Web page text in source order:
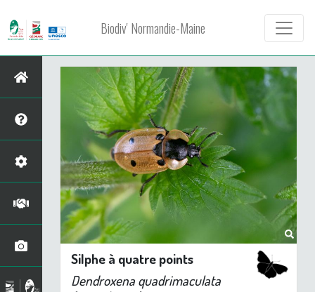
Biodiv' Normandie-Maine
Silphe à quatre points
Dendroxena quadrimaculata